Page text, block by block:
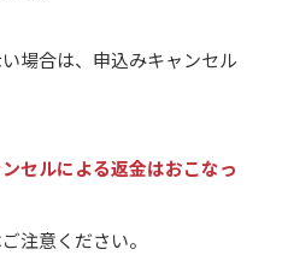
場合は、申込みキャンセル
セルによる返金はおこなっ
注意ください。